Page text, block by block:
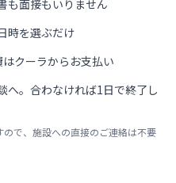
も面接もいりません
時を選ぶだけ
クーラからお支払い
へ。合わなければ1日で終了し
で、施設への直接のご連絡は不要